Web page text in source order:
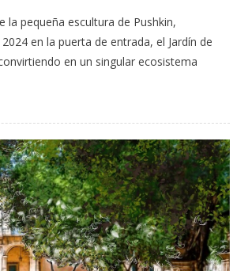
la pequeña escultura de Pushkin,
en la puerta de entrada, el Jardín de
en un singular ecosistema